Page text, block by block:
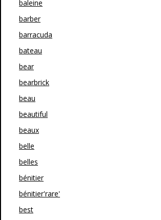
baleine
barber
barracuda
bateau
bear
bearbrick
beau
beautiful
beaux
belle
belles
bénitier
bénitier'rare'
best